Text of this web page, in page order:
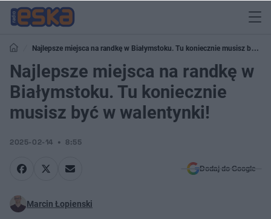
Najlepsze miejsca na randkę w Białymstoku. Tu koniecznie musisz być w
walentynki!
Najlepsze miejsca na randkę w
Białymstoku. Tu koniecznie
musisz być w walentynki!
2025-02-14 8:55
Dodaj do Google
Marcin Łopienski